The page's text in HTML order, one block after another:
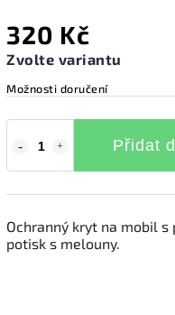
320 Kč
Zvolte variantu
Možnosti doručení
Přidat
Ochranný kryt na mobil
potisk s melouny.